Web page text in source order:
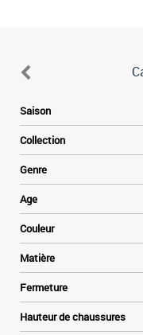
Saison
Collection
Genre
Age
Couleur
Matière
Fermeture
Hauteur de chaussures